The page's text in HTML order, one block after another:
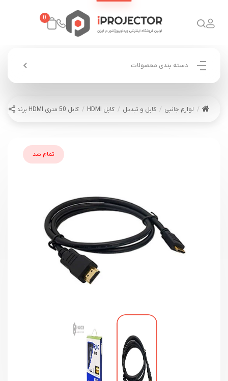
0
دسته بندی محصولات
لوازم جانبی کابل و تبدیل کابل HDMI کابل 50 متری HDMI برند RTC ورژن 2.0 رزولوشن 4K
تمام شد